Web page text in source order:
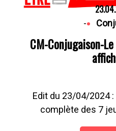
-
CM-Conjugaison-
Edit du 23/04/2024
complète des 7